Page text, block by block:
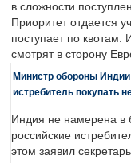
в сложности
Приоритет отдается
поступает по квотам.
смотрят в сторону
Министр обороны
истребитель покупать
Индия не намерена в
российские
этом заявил